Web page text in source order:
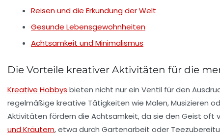
Reisen und die Erkundung der Welt
Gesunde Lebensgewohnheiten
Achtsamkeit und Minimalismus
Die Vorteile kreativer Aktivitäten für die
Kreative Hobbys bieten nicht nur ein Ventil für den
regelmäßige kreative Tätigkeiten wie Malen, Musizieren
Aktivitäten fördern die Achtsamkeit, da sie den Geist oft
und Kräutern, etwa durch Gartenarbeit oder